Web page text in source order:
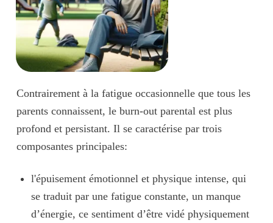
Contrairement à la fatigue occasionnelle que tous les
parents connaissent, le burn-out parental est plus
profond et persistant. Il se caractérise par trois
composantes principales:
l'épuisement émotionnel et physique intense, qui
se traduit par une fatigue constante, un manque
d’énergie, ce sentiment d’être vidé physiquement